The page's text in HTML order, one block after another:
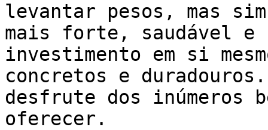
levantar pesos, mas
mais forte, saudável e
investimento em si
concretos e
desfrute dos inúmeros
oferecer.